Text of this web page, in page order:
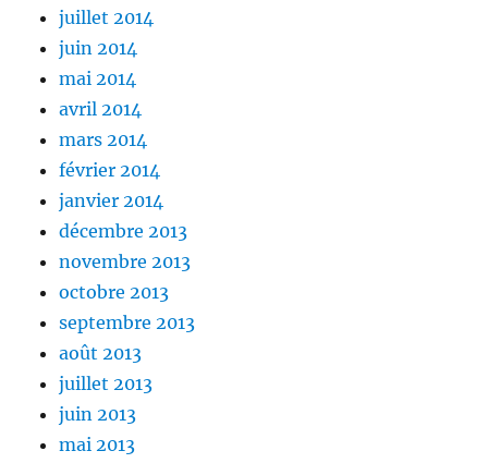
juillet 2014
juin 2014
mai 2014
avril 2014
mars 2014
février 2014
janvier 2014
décembre 2013
novembre 2013
octobre 2013
septembre 2013
août 2013
juillet 2013
juin 2013
mai 2013